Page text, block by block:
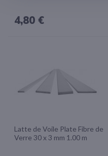
4,80 €
Latte de Voile Plate Fibre de
Verre 30 x 3 mm 1.00 m